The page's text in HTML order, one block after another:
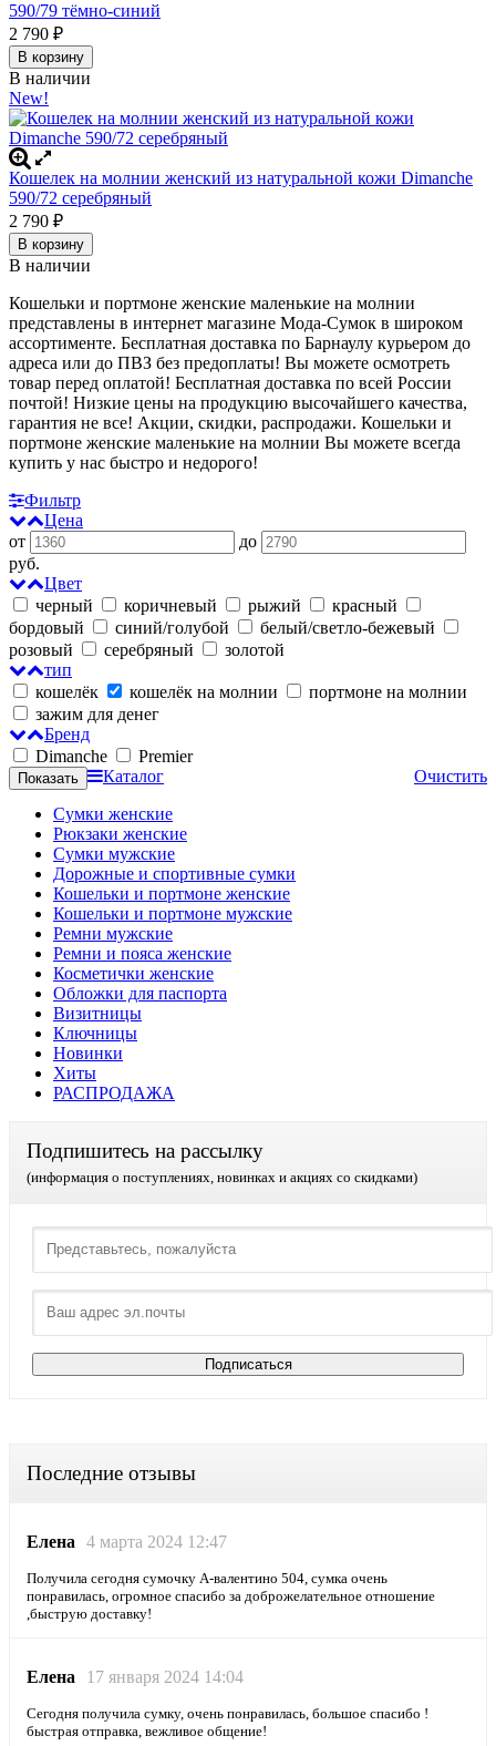
590/79 тёмно-синий
2 790 ₽
В корзину
В наличии
New!
Кошелек на молнии женский из натуральной кожи Dimanche
590/72 серебряный
2 790 ₽
В корзину
В наличии
Кошельки и портмоне женские маленькие на молнии
представлены в интернет магазине Мода-Сумок в широком
ассортименте. Бесплатная доставка по Барнаулу курьером до
адреса или до ПВЗ без предоплаты! Вы можете осмотреть
товар перед оплатой! Бесплатная доставка по всей России
почтой! Низкие цены на продукцию высочайшего качества,
гарантия не все! Акции, скидки, распродажи. Кошельки и
портмоне женские маленькие на молнии Вы можете всегда
купить у нас быстро и недорого!
Фильтр
Цена
от
до
руб.
Цвет
черный
коричневый рыжий
красный
бордовый
синий/голубой
белый/светло-бежевый
розовый
серебряный
золотой
тип
кошелёк
кошелёк на молнии
портмоне на молнии
зажим для денег
Бренд
Dimanche
Premier
Очистить
Каталог
Сумки женские
Рюкзаки женские
Сумки мужские
Дорожные и спортивные сумки
Кошельки и портмоне женские
Кошельки и портмоне мужские
Ремни мужские
Ремни и пояса женские
Косметички женские
Обложки для паспорта
Визитницы
Ключницы
Новинки
Хиты
РАСПРОДАЖА
Подпишитесь на рассылку
(информация о поступлениях, новинках и акциях со скидками)
Последние отзывы
Елена 4 марта 2024 12:47
Получила сегодня сумочку А-валентино 504, сумка очень
понравилась, огромное спасибо за доброжелательное отношение
,быструю доставку!
Елена 17 января 2024 14:04
Сегодня получила сумку, очень понравилась, большое спасибо !
быстрая отправка, вежливое общение!